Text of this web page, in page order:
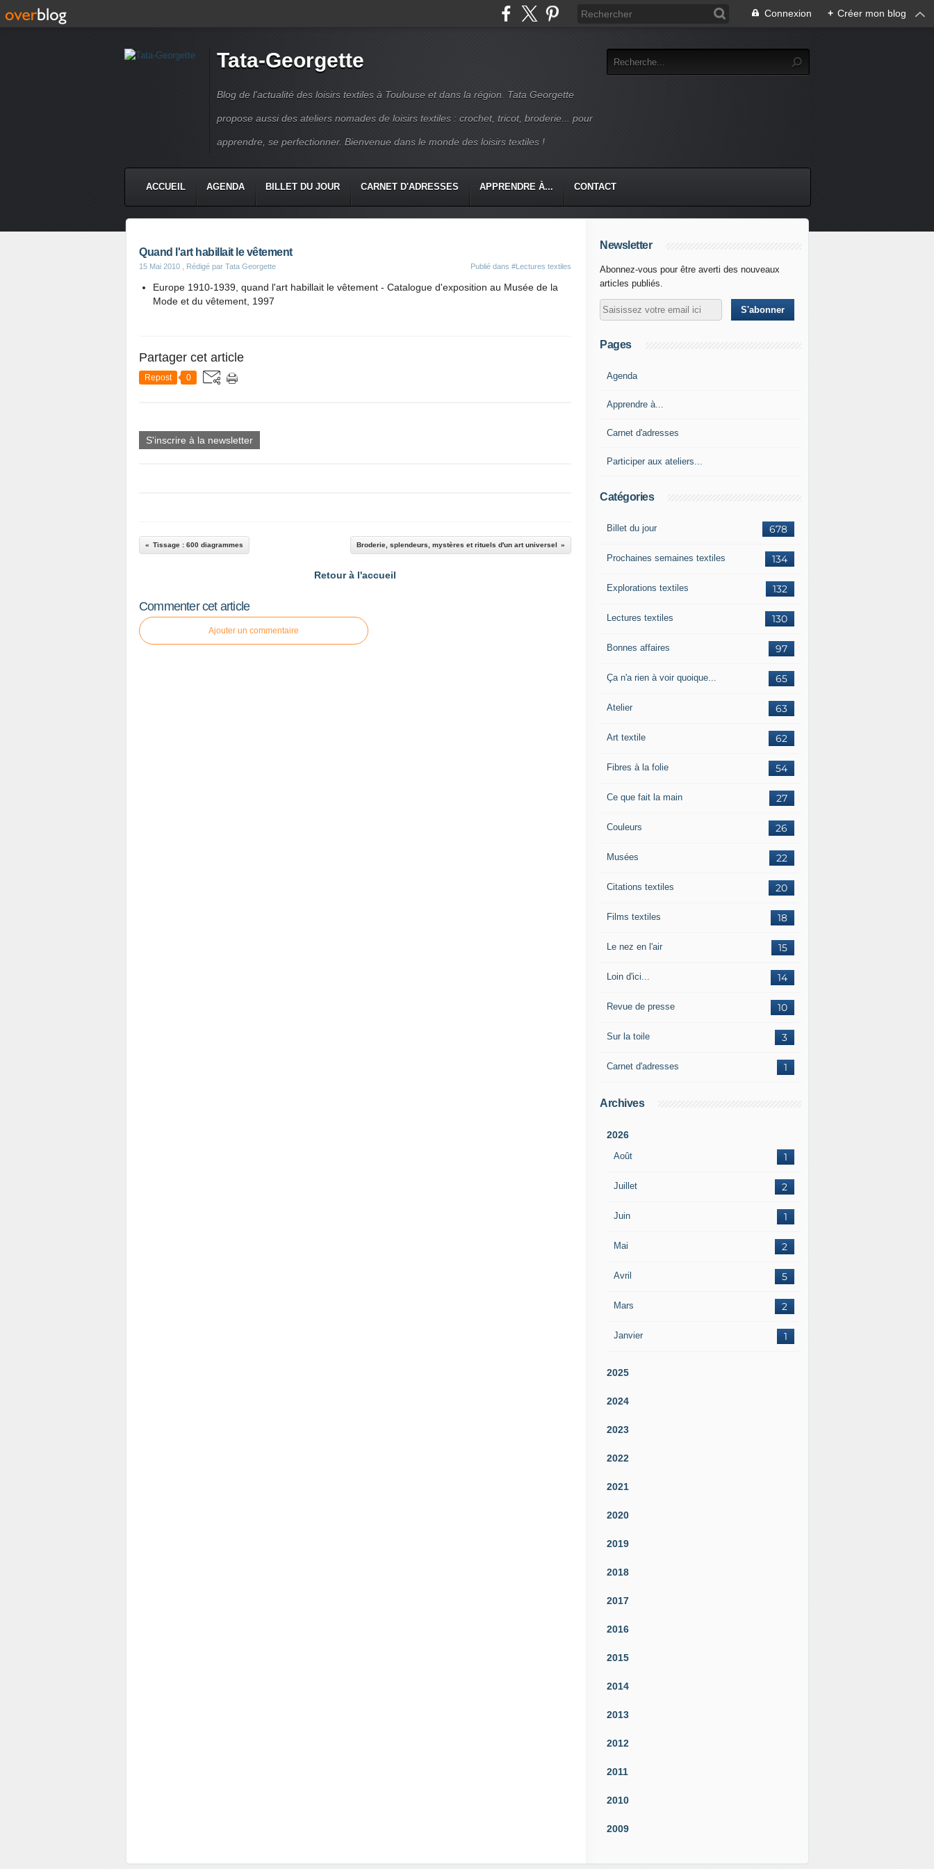
Connexion + Créer mon blog
Tata-Georgette
Blog de l'actualité des loisirs textiles à Toulouse et dans la région. Tata Georgette
propose aussi des ateliers nomades de loisirs textiles : crochet, tricot, broderie... pour
apprendre, se perfectionner. Bienvenue dans le monde des loisirs textiles !
ACCUEIL AGENDA BILLET DU JOUR CARNET D'ADRESSES APPRENDRE À... CONTACT
Quand l'art habillait le vêtement
15 Mai 2010 , Rédigé par Tata Georgette Publié dans #Lectures textiles
Europe 1910-1939, quand l'art habillait le vêtement - Catalogue d'exposition au Musée de la
Mode et du vêtement, 1997
Partager cet article
Repost 0
S'inscrire à la newsletter
Tissage : 600 diagrammes Broderie, splendeurs, mystères et rituels d'un art universel
Retour à l'accueil
Commenter cet article
Ajouter un commentaire
Newsletter
Abonnez-vous pour être averti des nouveaux
articles publiés.
Pages
Agenda
Apprendre à...
Carnet d'adresses
Participer aux ateliers...
Catégories
678
Billet du jour
134
Prochaines semaines textiles
132
Explorations textiles
130
Lectures textiles
97
Bonnes affaires
65
Ça n'a rien à voir quoique...
63
Atelier
62
Art textile
54
Fibres à la folie
27
Ce que fait la main
26
Couleurs
22
Musées
20
Citations textiles
18
Films textiles
15
Le nez en l'air
14
Loin d'ici...
10
Revue de presse
3
Sur la toile
1
Carnet d'adresses
Archives
2026
Août 1
Juillet 2
Juin 1
Mai 2
Avril 5
Mars 2
Janvier 1
2025
2024
2023
2022
2021
2020
2019
2018
2017
2016
2015
2014
2013
2012
2011
2010
2009